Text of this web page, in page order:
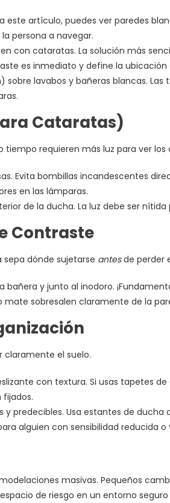
artículo, puedes ver paredes
persona a navegar.
con cataratas. La solución más
es inmediato y define la ubicación
lavabos y bañeras blancas. Las
Cataratas)
requieren más luz para ver los
Evita bombillas incandescentes
en las lámparas.
de la ducha. La luz debe ser nítida
Contraste
sepa dónde sujetarse antesde perder
y junto al inodoro.
sobresalen claramente de la
claramente el suelo.
con textura. Si usas tapetes
predecibles. Usa estantes de ducha
alguien con sensibilidad reducida o
masivas. Pequeños
de riesgo en un entorno